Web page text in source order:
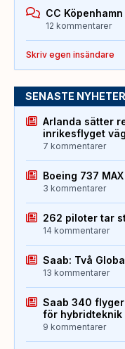
CC
12 kommentarer
Skriv egen insändare
SENASTE
Arlanda sätter
inrikesflyget
7 kommentarer
Boeing 737
3 kommentarer
262 piloter tar
14 kommentarer
Saab: Två
13 kommentarer
Saab 340
för hybridteknik
9 kommentarer